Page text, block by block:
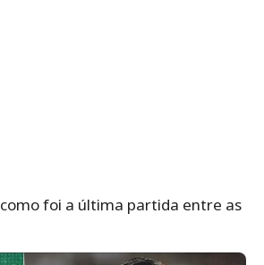
foi a última partida entre as